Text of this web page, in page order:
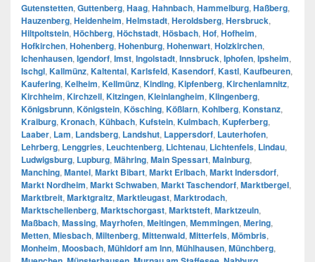
Gutenstetten, Guttenberg, Haag, Hahnbach, Hammelburg, Haßberg,
Hauzenberg, Heidenheim, Helmstadt, Heroldsberg, Hersbruck,
Hiltpoltstein, Höchberg, Höchstadt, Hösbach, Hof, Hofheim,
Hofkirchen, Hohenberg, Hohenburg, Hohenwart, Holzkirchen,
Ichenhausen, Igendorf, Imst, Ingolstadt, Innsbruck, Iphofen, Ipsheim,
Ischgl, Kallmünz, Kaltental, Karlsfeld, Kasendorf, Kastl, Kaufbeuren,
Kaufering, Kelheim, Kellmünz, Kinding, Kipfenberg, Kirchenlamnitz,
Kirchheim, Kirchzell, Kitzingen, Kleinlangheim, Klingenberg,
Königsbrunn, Königstein, Kösching, Kößlarn, Kohlberg, Konstanz,
Kraiburg, Kronach, Kühbach, Kufstein, Kulmbach, Kupferberg,
Laaber, Lam, Landsberg, Landshut, Lappersdorf, Lauterhofen,
Lehrberg, Lenggries, Leuchtenberg, Lichtenau, Lichtenfels, Lindau,
Ludwigsburg, Lupburg, Mähring, Main Spessart, Mainburg,
Manching, Mantel, Markt Bibart, Markt Erlbach, Markt Indersdorf,
Markt Nordheim, Markt Schwaben, Markt Taschendorf, Marktbergel,
Marktbreit, Marktgraitz, Marktleugast, Marktrodach,
Marktschellenberg, Marktschorgast, Marktsteft, Marktzeuln,
Maßbach, Massing, Mayrhofen, Meitingen, Memmingen, Mering,
Metten, Miesbach, Miltenberg, Mittenwald, Mitterfels, Mömbris,
Monheim, Moosbach, Mühldorf am Inn, Mühlhausen, Münchberg,